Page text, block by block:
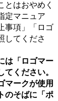
とはおやめく
定マニュア
事項」「ロゴ
してくださ
は「ロゴマー
てください。
マークが使用
のそばに「ポ